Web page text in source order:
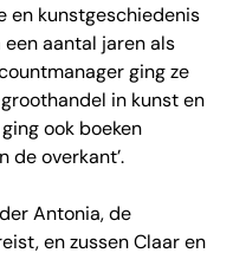
kunstgeschiedenis
aantal jaren als
ging ze
in kunst en
ook boeken
de overkant’.
Antonia, de
en zussen Claar en